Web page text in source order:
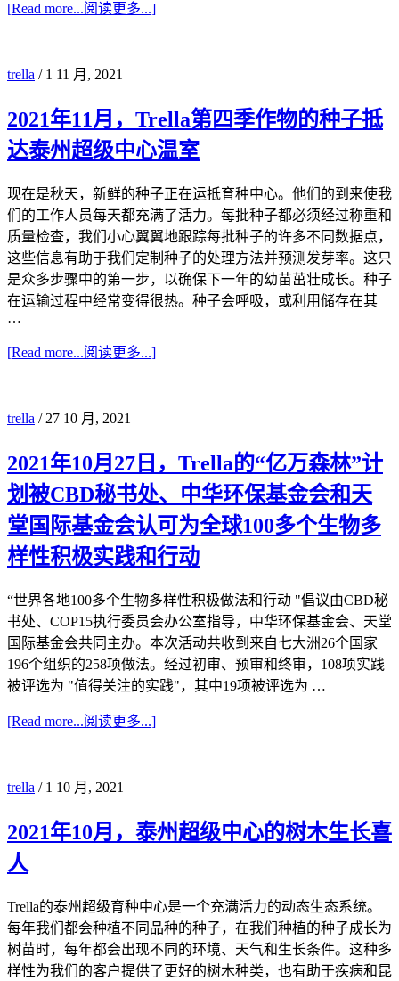
[Read more...阅读更多...]
trella / 1 11 月, 2021
2021年11月，Trella第四季作物的种子抵
达泰州超级中心温室
现在是秋天，新鲜的种子正在运抵育种中心。他们的到来使我
们的工作人员每天都充满了活力。每批种子都必须经过称重和
质量检查，我们小心翼翼地跟踪每批种子的许多不同数据点，
这些信息有助于我们定制种子的处理方法并预测发芽率。这只
是众多步骤中的第一步，以确保下一年的幼苗茁壮成长。种子
在运输过程中经常变得很热。种子会呼吸，或利用储存在其
…
[Read more...阅读更多...]
trella / 27 10 月, 2021
2021年10月27日，Trella的“亿万森林”计
划被CBD秘书处、中华环保基金会和天
堂国际基金会认可为全球100多个生物多
样性积极实践和行动
“世界各地100多个生物多样性积极做法和行动 "倡议由CBD秘
书处、COP15执行委员会办公室指导，中华环保基金会、天堂
国际基金会共同主办。本次活动共收到来自七大洲26个国家
196个组织的258项做法。经过初审、预审和终审，108项实践
被评选为 "值得关注的实践"，其中19项被评选为 …
[Read more...阅读更多...]
trella / 1 10 月, 2021
2021年10月，泰州超级中心的树木生长喜
人
Trella的泰州超级育种中心是一个充满活力的动态生态系统。
每年我们都会种植不同品种的种子，在我们种植的种子成长为
树苗时，每年都会出现不同的环境、天气和生长条件。这种多
样性为我们的客户提供了更好的树木种类，也有助于疾病和昆